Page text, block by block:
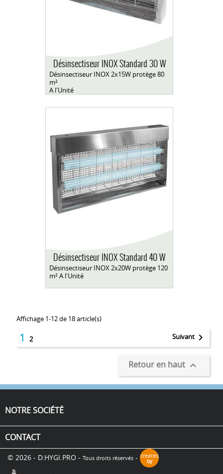
Désinsectiseur INOX Standard 30 W
Désinsectiseur INOX 2x15W protège 80
m²
A l'Unité
Désinsectiseur INOX Standard 40 W
Désinsectiseur INOX 2x20W protège 120
m² A l'Unité
Affichage 1-12 de 18 article(s)
1 2 Suivant 
Retour en haut 
NOTRE SOCIÉTÉ
CONTACT
© 2026 - D.HYGI.PRO - Tous droits réservés - created
by